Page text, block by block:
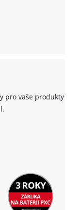
pro vaše produkty